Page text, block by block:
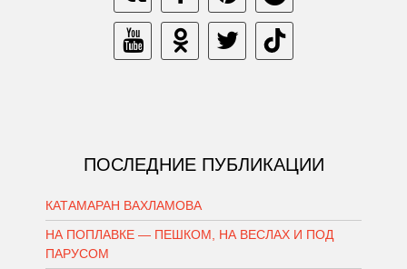
ПОСЛЕДНИЕ ПУБЛИКАЦИИ
КАТАМАРАН ВАХЛАМОВА
НА ПОПЛАВКЕ — ПЕШКОМ, НА ВЕСЛАХ И ПОД
ПАРУСОМ